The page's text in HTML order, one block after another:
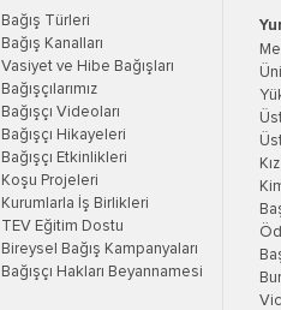
Bağış Türleri
Bağış Kanalları
Vasiyet ve Hibe Bağışları
Bağışçılarımız
Bağışçı Videoları
Bağışçı Hikayeleri
Bağışçı Etkinlikleri
Koşu Projeleri
Kurumlarla İş Birlikleri
TEV Eğitim Dostu
Bireysel Bağış Kampanyaları
Bağışçı Hakları Beyannamesi